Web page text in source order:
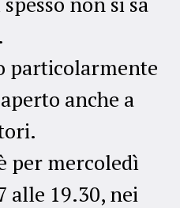
particolarmente
anche a
per mercoledì
alle 19.30, nei